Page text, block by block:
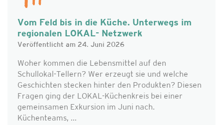
Vom Feld bis in die Küche. Unterwegs im
regionalen LOKAL- Netzwerk
Veröffentlicht am 24. Juni 2026
Woher kommen die Lebensmittel auf den
Schullokal-Tellern? Wer erzeugt sie und welche
Geschichten stecken hinter den Produkten? Diesen
Fragen ging der LOKAL-Küchenkreis bei einer
gemeinsamen Exkursion im Juni nach.
Küchenteams, ...